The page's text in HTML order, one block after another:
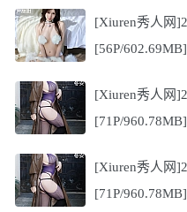
[Xiuren秀人网
[56P/602.69MB]
[Xiuren秀人网
[71P/960.78MB]
[Xiuren秀人网
[71P/960.78MB]